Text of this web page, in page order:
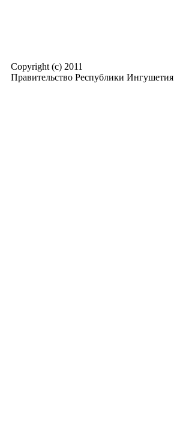
Copyright (c) 2011
Правительство Республики Ингушетия